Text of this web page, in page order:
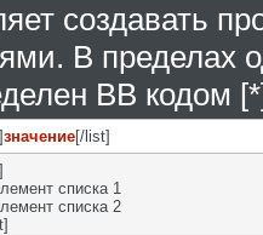
создавать
В пределах
BB кодом
значение[/list]
списка 1
списка 2